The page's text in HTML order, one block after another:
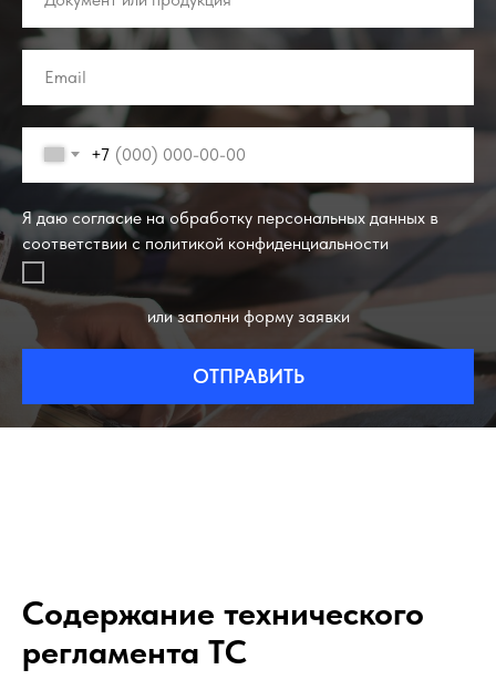
+7
Я даю согласие на обработку персональных данных в
соответствии с политикой конфиденциальности
или заполни форму заявки
ОТПРАВИТЬ
Содержание технического
регламента ТС